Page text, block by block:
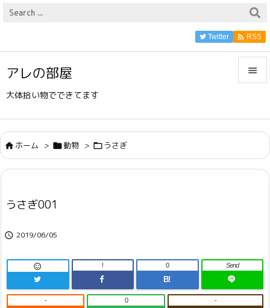
アレの部屋
大体拾い物でできてます

サイド

Twitter  RSS
ホーム > 動物 > うさぎ
うさぎ001
 2019/06/05
 !
B!
0 Send
- 0 -